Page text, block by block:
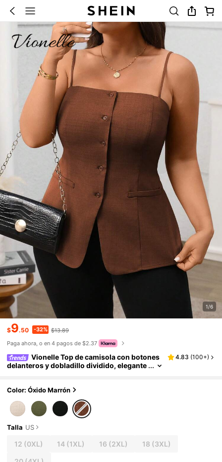
1/6
$9.50 -32% $13.89
Paga ahora, o en 4 pagos de $2.37
Vionelle Top de camisola con botones
delanteros y dobladillo dividido, elegante
4.83 (100+)
Color: Óxido Marrón
Talla US
12 (0XL) 14 (1XL) 16 (2XL) 18 (3XL)